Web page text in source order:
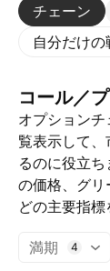
チェーン
自分だけ
コール／
オプション
覧表示して
るのに役立
の価格、グ
どの主要指標
満期 4